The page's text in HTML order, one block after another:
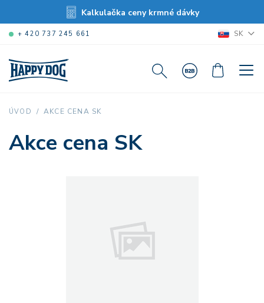
Kalkulačka ceny krmné dávky
+ 420 737 245 661 SK
ÚVOD AKCE CENA SK
Akce cena SK